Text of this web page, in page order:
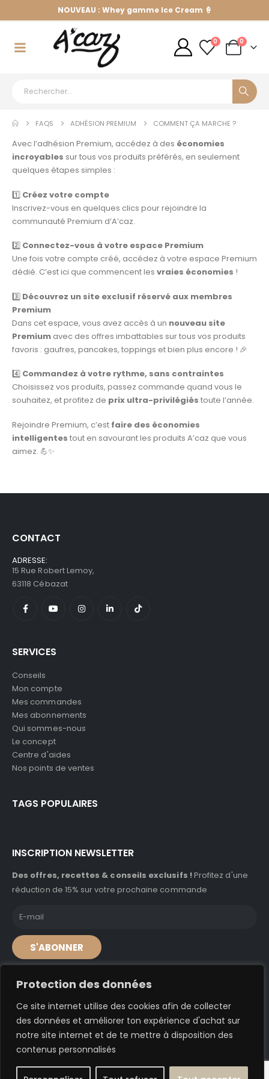
Protection des données
Ce site internet utilise des cookies afin de collecter
des données et améliorer ton expérience d'achat sur
notre site internet et de te mettre à disposition des
contenus personnalisés
NOUVEAU : Whey gamme Ice Cream 🍦
0 0
FAQS ADHÉSION PREMIUM COMMENT ÇA MARCHE ?
Avec l’adhésion Premium, accédez à des économies
incroyables sur tous vos produits préférés, en seulement
quelques étapes simples :
1️⃣ Créez votre compte
Inscrivez-vous en quelques clics pour rejoindre la
communauté Premium d’A’caz.
2️⃣ Connectez-vous à votre espace Premium
Une fois votre compte créé, accédez à votre espace Premium
dédié. C’est ici que commencent les vraies économies !
3️⃣ Découvrez un site exclusif réservé aux membres
Premium
Dans cet espace, vous avez accès à un nouveau site
Premium avec des offres imbattables sur tous vos produits
favoris : gaufres, pancakes, toppings et bien plus encore ! 🎉
4️⃣ Commandez à votre rythme, sans contraintes
Choisissez vos produits, passez commande quand vous le
souhaitez, et profitez de prix ultra-privilégiés toute l’année.
Rejoindre Premium, c’est faire des économies
intelligentes tout en savourant les produits A’caz que vous
aimez. 💪✨
CONTACT
ADRESSE:
15 Rue Robert Lemoy,
63118 Cébazat
SERVICES
Conseils
Mon compte
Mes commandes
Mes abonnements
Qui sommes-nous
Le concept
Centre d'aides
Nos points de ventes
TAGS POPULAIRES
INSCRIPTION NEWSLETTER
Des offres, recettes & conseils exclusifs !Profitez d'une
réduction de 15% sur votre prochaine commande
S'ABONNER
Conditions générales de vente–Conditions générales d’utilisation